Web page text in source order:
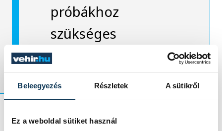
Beleegyezés Részletek A sütikről
Ez a weboldal sütiket használ
próbákhoz
szükséges
paraméterekkel bír.